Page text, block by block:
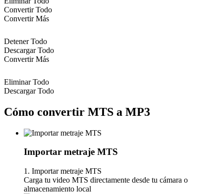
Convertir Todo
Convertir Más
Detener Todo
Descargar Todo
Convertir Más
Eliminar Todo
Descargar Todo
Cómo convertir MTS a MP3
Importar metraje MTS
1. Importar metraje MTS
Carga tu video MTS directamente desde tu cámara o
almacenamiento local